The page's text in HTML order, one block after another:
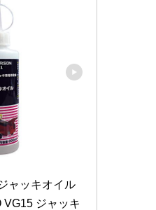
ャッキオイル
VG15 ジャッキ